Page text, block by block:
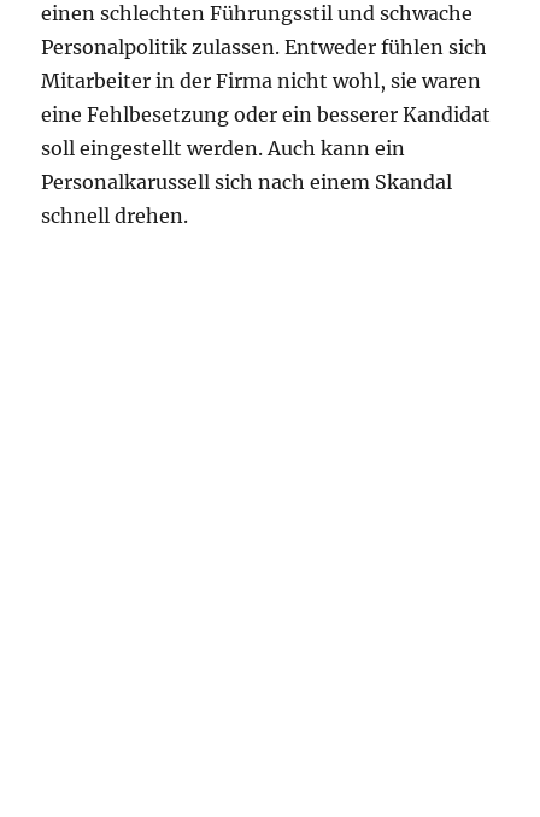
einen schlechten Führungsstil und schwache
Personalpolitik zulassen. Entweder fühlen sich
Mitarbeiter in der Firma nicht wohl, sie waren
eine Fehlbesetzung oder ein besserer Kandidat
soll eingestellt werden. Auch kann ein
Personalkarussell sich nach einem Skandal
schnell drehen.